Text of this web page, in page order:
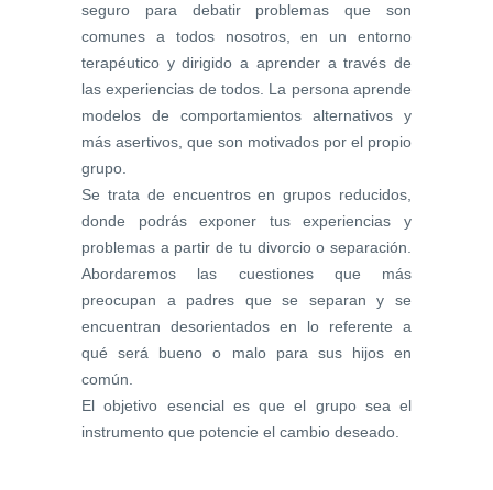
seguro para debatir problemas que son
comunes a todos nosotros, en un entorno
terapéutico y dirigido a aprender a través de
las experiencias de todos. La persona aprende
modelos de comportamientos alternativos y
más asertivos, que son motivados por el propio
grupo.
Se trata de encuentros en grupos reducidos,
donde podrás exponer tus experiencias y
problemas a partir de tu divorcio o separación.
Abordaremos las cuestiones que más
preocupan a padres que se separan y se
encuentran desorientados en lo referente a
qué será bueno o malo para sus hijos en
común.
El objetivo esencial es que el grupo sea el
instrumento que potencie el cambio deseado.